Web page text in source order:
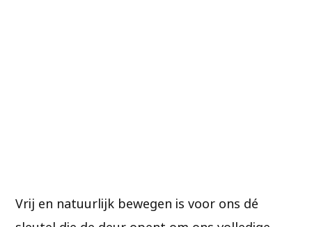
Vrij en natuurlijk bewegen is voor ons dé